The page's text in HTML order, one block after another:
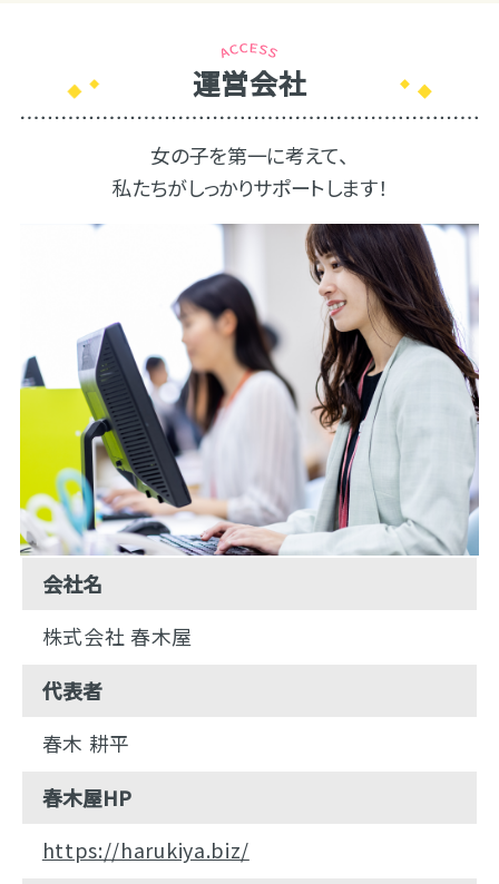
運営会社
女の子を第一に考えて、
私たちがしっかりサポートします！
会社名
株式会社 春木屋
代表者
春木 耕平
春木屋HP
https://harukiya.biz/